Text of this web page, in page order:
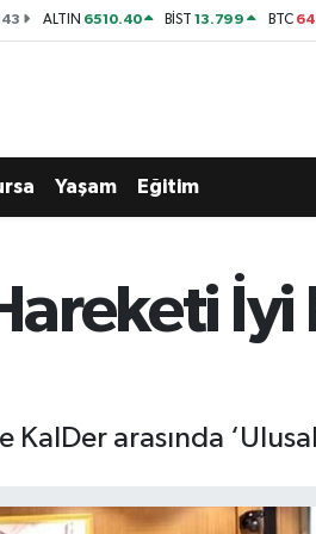
ALTIN 6510.40 BİST13.799 BTC
Yaşam Eğitim
KalDer arasında